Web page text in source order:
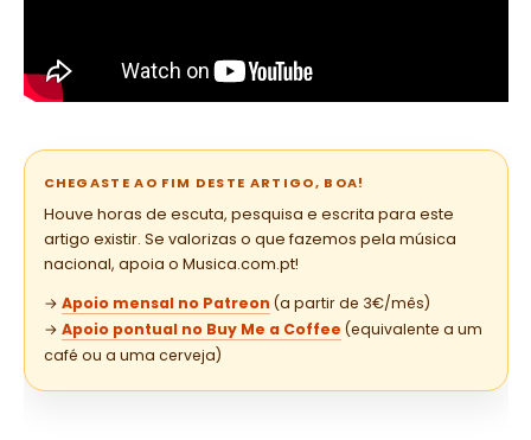
CHEGASTE AO FIM DESTE ARTIGO, BOA!
Houve horas de escuta, pesquisa e escrita para este
artigo existir. Se valorizas o que fazemos pela música
nacional, apoia o Musica.com.pt!
→ Apoio mensal no Patreon (a partir de 3€/mês)
→ Apoio pontual no Buy Me a Coffee (equivalente a um
café ou a uma cerveja)